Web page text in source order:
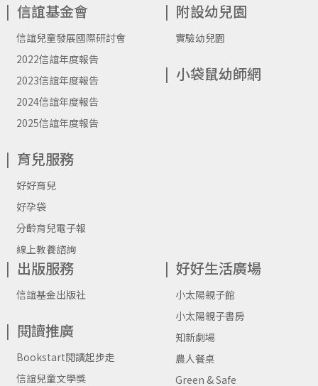
信誼基金會
信誼兒童發展國際研討會
2022信誼年度報告
2023信誼年度報告
2024信誼年度報告
2025信誼年度報告
育兒服務
好好育兒
好孕袋
分齡育兒電子報
線上教養諮詢
附設幼兒園
實驗幼兒園
小袋鼠幼師網
出版服務
信誼基金出版社
閱讀推廣
Bookstart閱讀起步走
信誼兒童文學獎
好好生活廣場
小太陽親子館
小太陽親子書房
知新劇場
農人餐桌
Green & Safe